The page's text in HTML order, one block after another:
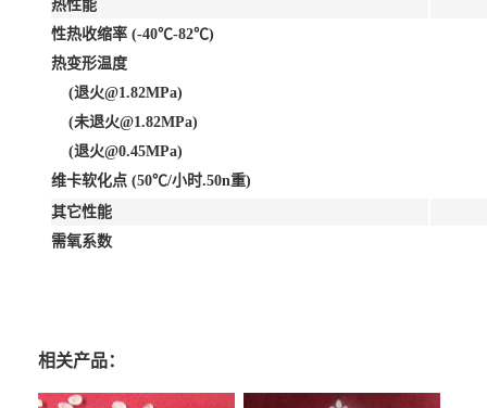
热性能
性热收缩率 (-40℃-82℃)
热变形温度
(退火@1.82MPa)
(未退火@1.82MPa)
(退火@0.45MPa)
维卡软化点 (50℃/小时.50n重)
其它性能
需氧系数
相关产品：